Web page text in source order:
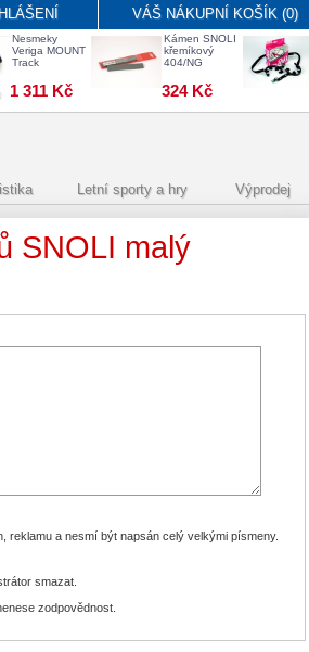
VÁŠ NÁKUPNÍ KOŠÍK (0)
Nesmeky
Veriga MOUNT
Track
1 311 Kč
Kámen SNOLI
křemíkový
404/NG
324 Kč
Letní sporty a hry Výprodej
SNOLI malý
reklamu a nesmí být napsán celý velkými písmeny.
smazat.
zodpovědnost.